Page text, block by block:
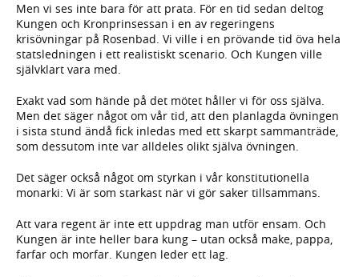
Men vi ses inte bara för att prata. För en tid sedan deltog
Kungen och Kronprinsessan i en av regeringens
krisövningar på Rosenbad. Vi ville i en prövande tid öva hela
statsledningen i ett realistiskt scenario. Och Kungen ville
självklart vara med.
Exakt vad som hände på det mötet håller vi för oss själva.
Men det säger något om vår tid, att den planlagda övningen
i sista stund ändå fick inledas med ett skarpt sammanträde,
som dessutom inte var alldeles olikt själva övningen.
Det säger också något om styrkan i vår konstitutionella
monarki: Vi är som starkast när vi gör saker tillsammans.
Att vara regent är inte ett uppdrag man utför ensam. Och
Kungen är inte heller bara kung – utan också make, pappa,
farfar och morfar. Kungen leder ett lag.